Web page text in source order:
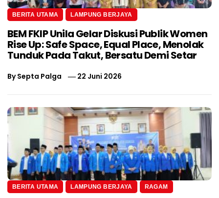
BERITA UTAMA LAMPUNG BERJAYA
BEM FKIP Unila Gelar Diskusi Publik Women
Rise Up: Safe Space, Equal Place, Menolak
Tunduk Pada Takut, Bersatu Demi Setar
BySepta Palga 22 Juni 2026
BERITA UTAMA LAMPUNG BERJAYA RAGAM